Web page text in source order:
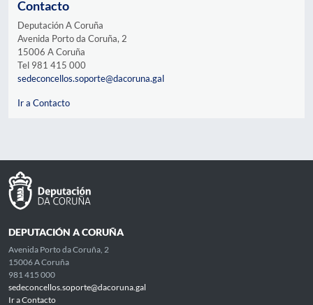
Contacto
Deputación A Coruña
Avenida Porto da Coruña, 2
15006 A Coruña
Tel 981 415 000
sedeconcellos.soporte@dacoruna.gal
Ir a Contacto
DEPUTACIÓN A CORUÑA
Avenida Porto da Coruña, 2
15006 A Coruña
981 415 000
sedeconcellos.soporte@dacoruna.gal
Ir a Contacto